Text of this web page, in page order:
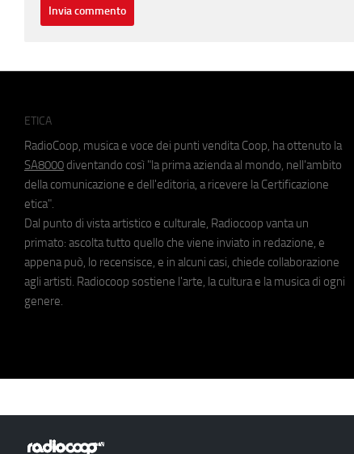
ETICA
RadioCoop, musica e voce dei punti vendita Coop, ha ottenuto la
SA8000 diventando così "la prima azienda al mondo, nell'ambito
della comunicazione e dell'editoria, a ricevere la Certificazione
etica".
Dal punto di vista artistico e culturale, Radiocoop vanta un
primato: ascolta tutto quello che viene inviato in redazione, e
appena può, lo recensisce, e in alcuni casi, chiede collaborazione
agli artisti. Radiocoop sostiene l'arte, la cultura e la musica di ogni
genere.